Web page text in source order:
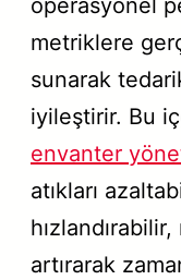
operasyonel
metriklere
sunarak
iyileştirir. Bu
envanter
atıkları
artırarak